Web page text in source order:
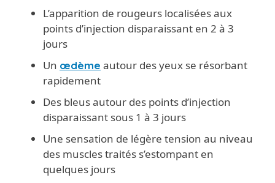
L’apparition de rougeurs localisées aux
points d’injection disparaissant en 2 à 3
jours
Un œdème autour des yeux se résorbant
rapidement
Des bleus autour des points d’injection
disparaissant sous 1 à 3 jours
Une sensation de légère tension au niveau
des muscles traités s’estompant en
quelques jours